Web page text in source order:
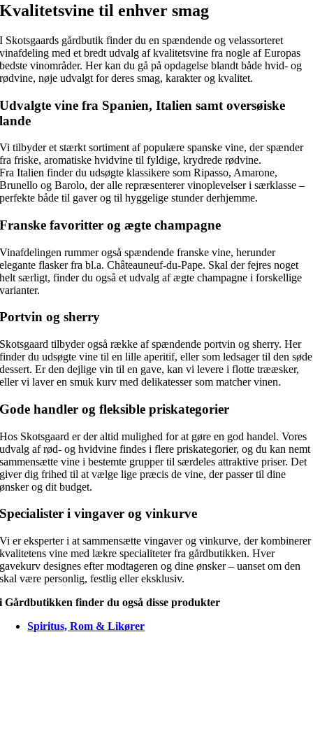
Kvalitetsvine til enhver smag
I Skotsgaards gårdbutik finder du en spændende og velassorteret
vinafdeling med et bredt udvalg af kvalitetsvine fra nogle af Europas
bedste vinområder. Her kan du gå på opdagelse blandt både hvid- og
rødvine, nøje udvalgt for deres smag, karakter og kvalitet.
Udvalgte vine fra Spanien, Italien samt oversøiske
lande
Vi tilbyder et stærkt sortiment af populære spanske vine, der spænder
fra friske, aromatiske hvidvine til fyldige, krydrede rødvine.
Fra Italien finder du udsøgte klassikere som Ripasso, Amarone,
Brunello og Barolo, der alle repræsenterer vinoplevelser i særklasse –
perfekte både til gaver og til hyggelige stunder derhjemme.
Franske favoritter og ægte champagne
Vinafdelingen rummer også spændende franske vine, herunder
elegante flasker fra bl.a. Châteauneuf-du-Pape. Skal der fejres noget
helt særligt, finder du også et udvalg af ægte champagne i forskellige
varianter.
Portvin og sherry
Skotsgaard tilbyder også række af spændende portvin og sherry. Her
finder du udsøgte vine til en lille aperitif, eller som ledsager til den søde
dessert. Er den dejlige vin til en gave, kan vi levere i flotte trææsker,
eller vi laver en smuk kurv med delikatesser som matcher vinen.
Gode handler og fleksible priskategorier
Hos Skotsgaard er der altid mulighed for at gøre en god handel. Vores
udvalg af rød- og hvidvine findes i flere priskategorier, og du kan nemt
sammensætte vine i bestemte grupper til særdeles attraktive priser. Det
giver dig frihed til at vælge lige præcis de vine, der passer til dine
ønsker og dit budget.
Specialister i vingaver og vinkurve
Vi er eksperter i at sammensætte vingaver og vinkurve, der kombinerer
kvalitetens vine med lækre specialiteter fra gårdbutikken. Hver
gavekurv designes efter modtageren og dine ønsker – uanset om den
skal være personlig, festlig eller eksklusiv.
i Gårdbutikken finder du også disse produkter
Spiritus, Rom & Likører